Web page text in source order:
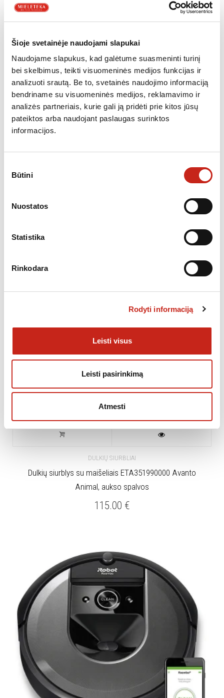
Šioje svetainėje naudojami slapukai
Naudojame slapukus, kad galėtume suasmeninti turinį
bei skelbimus, teikti visuomeninės medijos funkcijas ir
analizuoti srautą. Be to, svetainės naudojimo informaciją
bendriname su visuomeninės medijos, reklamavimo ir
analizės partneriais, kurie gali ją pridėti prie kitos jūsų
pateiktos arba naudojant paslaugas surinktos
informacijos.
pasirinkimas
Būtini
Nuostatos
Statistika
Rinkodara
Rodyti informaciją
Leisti visus
Leisti pasirinkimą
Atmesti
Maišelio talpa: 3,5 l
Dulkių maišelio talpa, l
Galia, W
Svoris, kg
Pagrindinė spalva
kreminė/pilka
Papildoma informacija
KATEGORIJA:DULKIŲ SIURBLIAI
DULKIŲ SIURBLIAI
Dulkių siurblys su maišeliais ETA351990000 Avanto
Animal, aukso spalvos
115.00 €